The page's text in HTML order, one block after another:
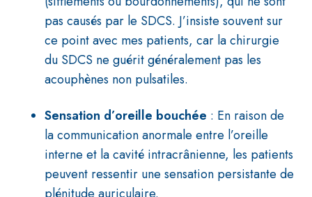
pas causés par le SDCS. J’insiste souvent sur
ce point avec mes patients, car la chirurgie
du SDCS ne guérit généralement pas les
acouphènes non pulsatiles.
Sensation d’oreille bouchée : En raison de
la communication anormale entre l’oreille
interne et la cavité intracrânienne, les patients
peuvent ressentir une sensation persistante de